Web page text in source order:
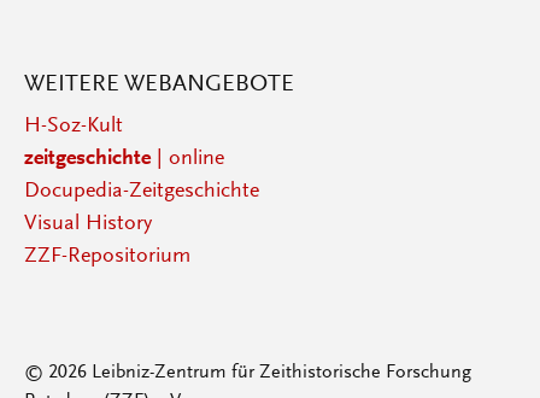
WEITERE WEBANGEBOTE
H-Soz-Kult
zeitgeschichte| online
Docupedia-Zeitgeschichte
Visual History
ZZF-Repositorium
© 2026 Leibniz-Zentrum für Zeithistorische Forschung